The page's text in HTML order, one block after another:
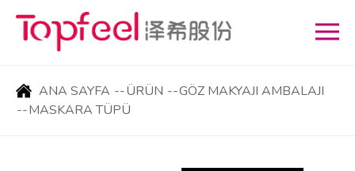
ANA SAYFA --ÜRÜN --GÖZ MAKYAJI AMBALAJI
--MASKARA TÜPÜ